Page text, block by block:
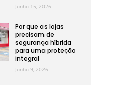
Junho 15, 2026
Por que as lojas
precisam de
segurança híbrida
para uma proteção
integral
Junho 9, 2026